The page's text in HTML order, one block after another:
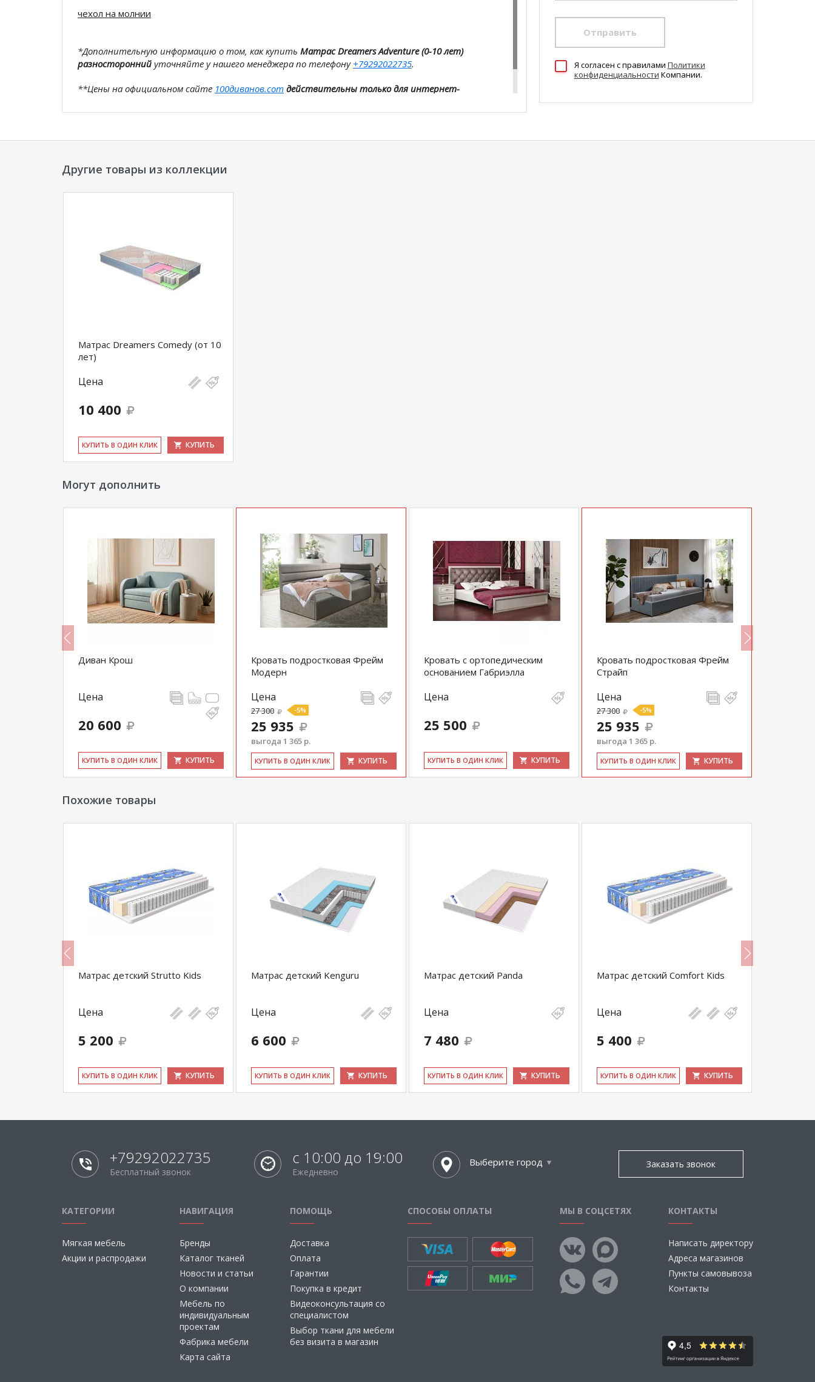
чехол на молнии
*Дополнительную информацию о том, как купить Матрас Dreamers Adventure (0-10 лет)
разносторонний уточняйте у нашего менеджера по телефону +79292022735.
**Цены на официальном сайте 100диванов.com действительны только для интернет-
Отправить
Я согласен c правилами Политики
конфиденциальности Компании.
Другие товары из коллекции
Матрас Dreamers Comedy (от 10
лет)
Цена
10 400
КУ­ПИТЬ В ОДИН КЛИК КУПИТЬ
Могут дополнить
Диван Крош
Цена
20 600
КУ­ПИТЬ В ОДИН КЛИК КУПИТЬ
Кровать подростковая Фрейм
Модерн
Цена
27 300 -5%
25 935
выгода 1 365 р.
КУ­ПИТЬ В ОДИН КЛИК КУПИТЬ
Кровать с ортопедическим
основанием Габриэлла
Цена
25 500
КУ­ПИТЬ В ОДИН КЛИК КУПИТЬ
Кровать подростковая Фрейм
Страйп
Цена
27 300 -5%
25 935
выгода 1 365 р.
КУ­ПИТЬ В ОДИН КЛИК КУПИТЬ
Похожие товары
Матрас детский Strutto Kids
Цена
5 200
КУ­ПИТЬ В ОДИН КЛИК КУПИТЬ
Матрас детский Kenguru
Цена
6 600
КУ­ПИТЬ В ОДИН КЛИК КУПИТЬ
Матрас детский Panda
Цена
7 480
КУ­ПИТЬ В ОДИН КЛИК КУПИТЬ
Матрас детский Comfort Kids
Цена
5 400
КУ­ПИТЬ В ОДИН КЛИК КУПИТЬ
+79292022735
Бесплатный звонок
с 10:00 до 19:00
Ежедневно
Выберите город Заказать звонок
КАТЕГОРИИ
Мягкая мебель
Акции и распродажи
НАВИГАЦИЯ
Бренды
Каталог тканей
Новости и статьи
О компании
Мебель по
индивидуальным
проектам
Фабрика мебели
Карта сайта
ПОМОЩЬ
Доставка
Оплата
Гарантии
Покупка в кредит
Видеоконсультация со
специалистом
Выбор ткани для мебели
без визита в магазин
СПОСОБЫ ОПЛАТЫ МЫ В СОЦСЕТЯХ КОНТАКТЫ
Написать директору
Адреса магазинов
Пункты самовывоза
Контакты